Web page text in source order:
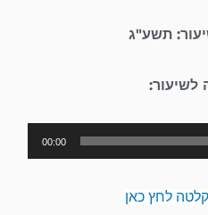
תשע"ג
לשיעור:
נגן
אודיו
00:00
לחץ כאן